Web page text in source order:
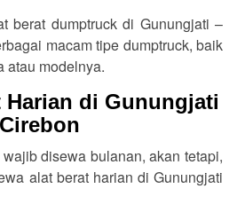
berat dumptruck di Gunungjati –
macam tipe dumptruck, baik
atau modelnya.
Harian di Gunungjati
disewa bulanan, akan tetapi,
alat berat harian di Gunungjati